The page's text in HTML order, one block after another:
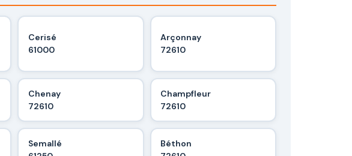
Cerisé
61000
Arçonnay
72610
Chenay
72610
Champfleur
72610
Semallé
Béthon